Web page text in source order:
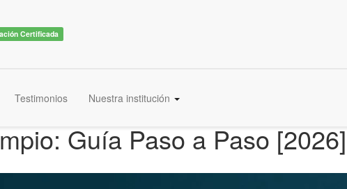
Certificada
Testimonios Nuestra institución
Guía Paso a Paso [2026]